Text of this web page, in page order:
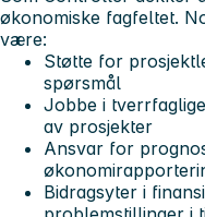
økonomiske fagfeltet.
være:
Støtte for
spørsmål
Jobbe i
av prosjekter
Ansvar for
Bidragsyter i